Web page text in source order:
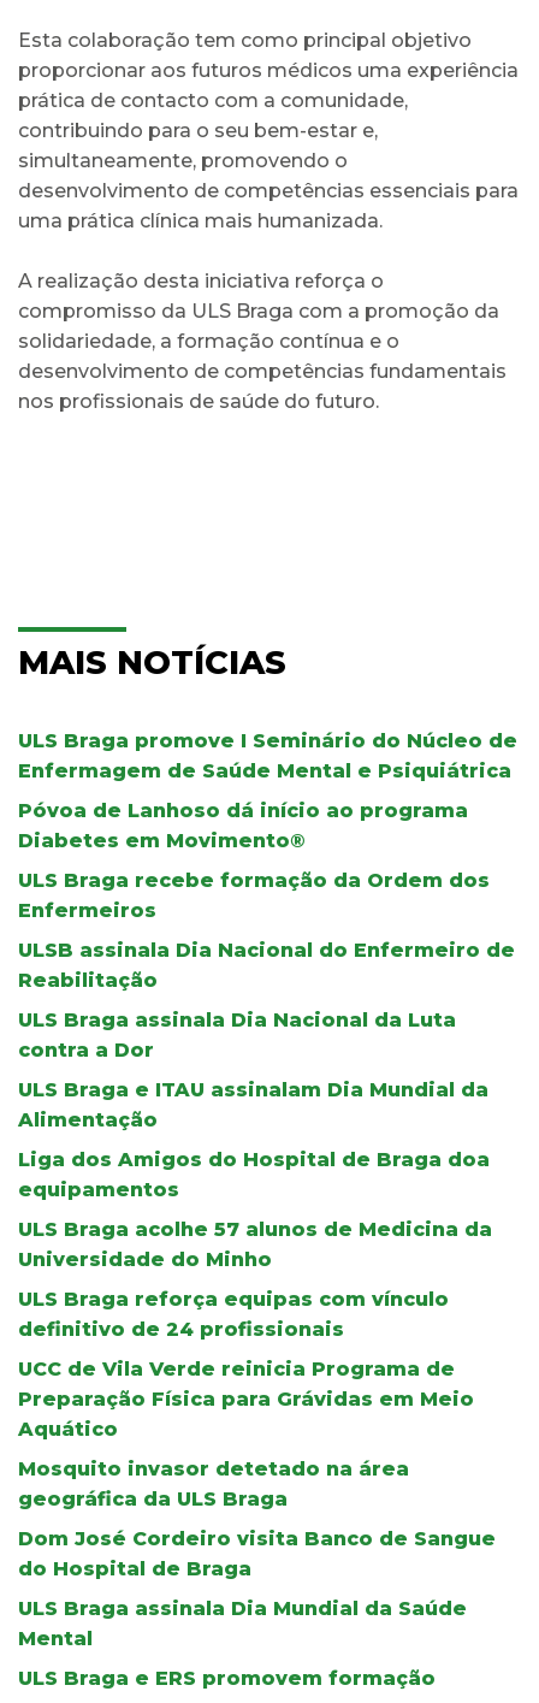
Esta colaboração tem como principal objetivo
proporcionar aos futuros médicos uma experiência
prática de contacto com a comunidade,
contribuindo para o seu bem-estar e,
simultaneamente, promovendo o
desenvolvimento de competências essenciais para
uma prática clínica mais humanizada.
A realização desta iniciativa reforça o
compromisso da ULS Braga com a promoção da
solidariedade, a formação contínua e o
desenvolvimento de competências fundamentais
nos profissionais de saúde do futuro.
MAIS NOTÍCIAS
ULS Braga promove I Seminário do Núcleo de
Enfermagem de Saúde Mental e Psiquiátrica
Póvoa de Lanhoso dá início ao programa
Diabetes em Movimento®
ULS Braga recebe formação da Ordem dos
Enfermeiros
ULSB assinala Dia Nacional do Enfermeiro de
Reabilitação
ULS Braga assinala Dia Nacional da Luta
contra a Dor
ULS Braga e ITAU assinalam Dia Mundial da
Alimentação
Liga dos Amigos do Hospital de Braga doa
equipamentos
ULS Braga acolhe 57 alunos de Medicina da
Universidade do Minho
ULS Braga reforça equipas com vínculo
definitivo de 24 profissionais
UCC de Vila Verde reinicia Programa de
Preparação Física para Grávidas em Meio
Aquático
Mosquito invasor detetado na área
geográfica da ULS Braga
Dom José Cordeiro visita Banco de Sangue
do Hospital de Braga
ULS Braga assinala Dia Mundial da Saúde
Mental
ULS Braga e ERS promovem formação